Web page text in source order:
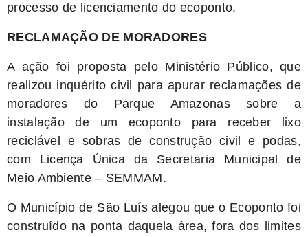
processo de licenciamento do ecoponto.
RECLAMAÇÃO DE MORADORES
A ação foi proposta pelo Ministério Público, que
realizou inquérito civil para apurar reclamações de
moradores do Parque Amazonas sobre a
instalação de um ecoponto para receber lixo
reciclável e sobras de construção civil e podas,
com Licença Única da Secretaria Municipal de
Meio Ambiente – SEMMAM.
O Município de São Luís alegou que o Ecoponto foi
construído na ponta daquela área, fora dos limites